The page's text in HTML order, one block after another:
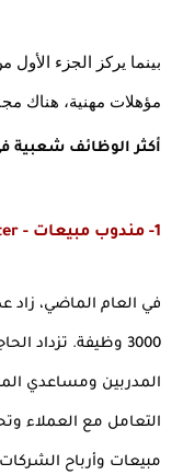
مؤهلات مهنية، هناك
أكثر الوظائف شعبية
1- مندوب مبيعات - Außendienstmitarbeiter
مبيعات وأرباح